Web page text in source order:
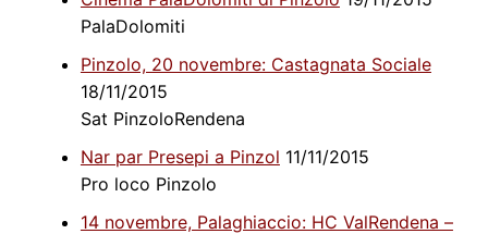
PalaDolomiti
Pinzolo, 20 novembre: Castagnata Sociale
18/11/2015
Sat PinzoloRendena
Nar par Presepi a Pinzol 11/11/2015
Pro loco Pinzolo
14 novembre, Palaghiaccio: HC ValRendena –